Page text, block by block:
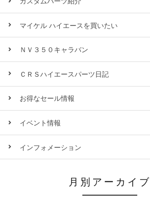
マイケル ハイエースを買いたい
ＮＶ３５０キャラバン
ＣＲＳハイエースパーツ日記
お得なセール情報
イベント情報
インフォメーション
月別アーカイブ